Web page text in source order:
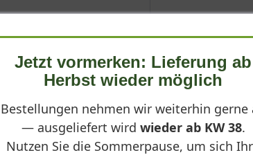
Hainbuche 'Säule
Carpinus betulus
Jetzt vormerken: Lieferung ab
Herbst wieder möglich
Bestellungen nehmen wir weiterhin gerne
— ausgeliefert wird wieder ab KW 38.
Nutzen Sie die Sommerpause, um sich